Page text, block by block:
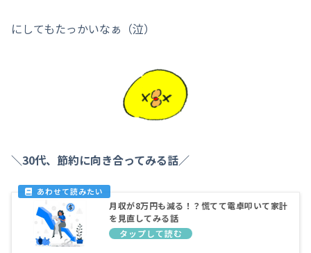
にしてもたっかいなぁ（泣）
＼30代、節約に向き合ってみる話／
月収が8万円も減る！？慌てて電卓叩いて家計
を見直してみる話